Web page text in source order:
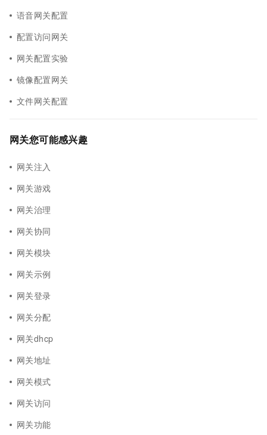
语音网关配置
配置访问网关
网关配置实验
镜像配置网关
文件网关配置
网关您可能感兴趣
网关注入
网关游戏
网关治理
网关协同
网关模块
网关示例
网关登录
网关分配
网关dhcp
网关地址
网关模式
网关访问
网关功能